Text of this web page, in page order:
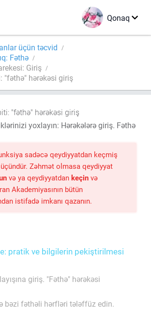
Qonaq
üçün təcvid
Fəthə
Giriş
"fəthə" hərəkəsi giriş
pratik ve bilgilerin pekiştirilmesi
giriş. "Fəthə" hərəkəsi
bəzi fəthəli hərfləri tələffüz edin.
"fəthə" hərəkəsi giriş
yoxlayın: Hərəkələrə giriş. Fəthə
sadəcə qeydiyyatdan keçmiş
Zəhmət olmasa qeydiyyat
və ya qeydiyyatdan keçin və
Akademiyasının bütün
istifadə imkanı qazanın.